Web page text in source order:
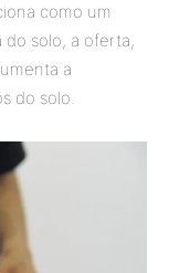
como um
solo, a oferta,
a
do solo.